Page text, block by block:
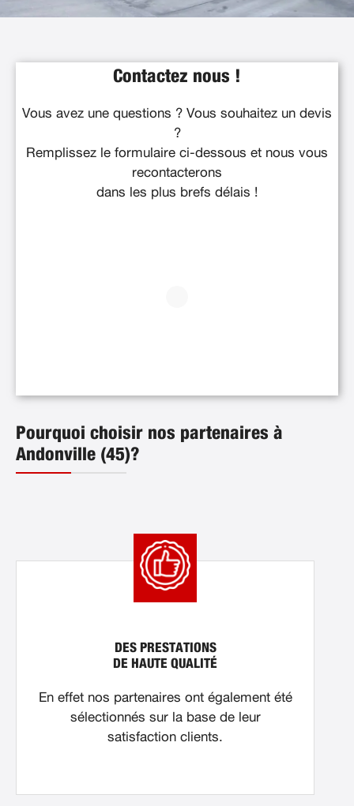
Contactez nous !
Vous avez une questions ? Vous souhaitez un devis
?
Remplissez le formulaire ci-dessous et nous vous
recontacterons
dans les plus brefs délais !
Pourquoi choisir nos partenaires à
Andonville (45)?
DES PRESTATIONS
DE HAUTE QUALITÉ
En effet nos partenaires ont également été
sélectionnés sur la base de leur
satisfaction clients.